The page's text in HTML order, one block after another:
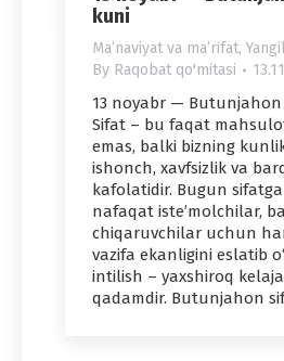
kuni
Maʼnaviyat va maʼrifat,
By Raqobat qo'mitasi
13 noyabr —
Sifat – bu faqat
emas, balki bizning
ishonch, xavfsizlik va
kafolatidir. Bugun
nafaqat iste’molchilar,
chiqaruvchilar uchun
vazifa ekanligini eslatib
intilish – yaxshiroq
qadamdir. Butunjahon